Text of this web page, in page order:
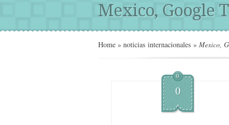
Mexico, Google
Home » noticias internacionales » Mexico,
0
0